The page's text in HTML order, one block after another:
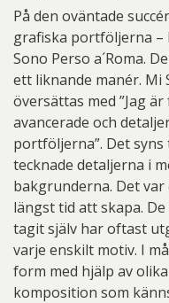
På den oväntade
grafiska portföljerna –
Sono Perso a´Roma.
ett liknande manér. Mi
översättas med ”Jag
avancerade och
portföljerna”. Det
tecknade detaljerna i
bakgrunderna. Det
längst tid att skapa.
tagit själv har oftast
varje enskilt motiv. I
form med hjälp av
komposition som